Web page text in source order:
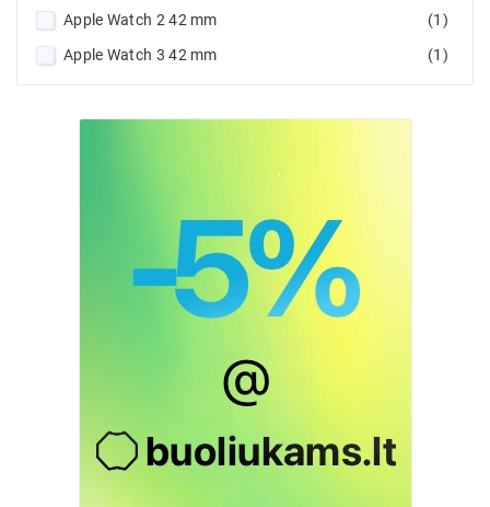
Apple Watch 2 42 mm
(1)
Apple Watch 3 42 mm
(1)
Apple Watch 5 44 mm
Apple Watch 8 45 mm
Apple Watch 9 45 mm
Apple Watch 10 42 mm
Apple Watch SE 44 mm
Apple Watch SE 2022 44 mm
Apple Watch Ultra 2 49 mm
Apple Watch Ultra 49 mm